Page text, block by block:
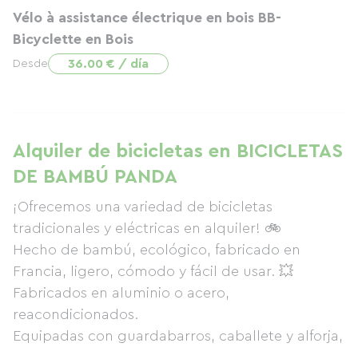
Vélo à assistance électrique en bois BB-
Bicyclette en Bois
Desde 36.00 € / día
Alquiler de bicicletas en BICICLETAS
DE BAMBÚ PANDA
¡Ofrecemos una variedad de bicicletas
tradicionales y eléctricas en alquiler! 🚲
Hecho de bambú, ecológico, fabricado en
Francia, ligero, cómodo y fácil de usar. 💥
Fabricados en aluminio o acero,
reacondicionados.
Equipadas con guardabarros, caballete y alforja,